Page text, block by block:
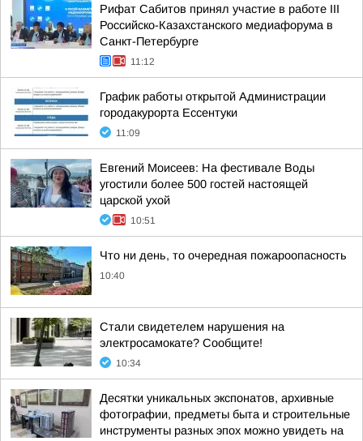
Рифат Сабитов принял участие в работе III
Российско-Казахстанского медиафорума в
Санкт-Петербурге
11:12
График работы открытой Администрации
городакурорта Ессентуки
11:09
Евгений Моисеев: На фестивале Воды
угостили более 500 гостей настоящей
царской ухой
10:51
Что ни день, то очередная пожароопасность
10:40
Стали свидетелем нарушения на
электросамокате? Сообщите!
10:34
Десятки уникальных экспонатов, архивные
фотографии, предметы быта и строительные
инструменты разных эпох можно увидеть на